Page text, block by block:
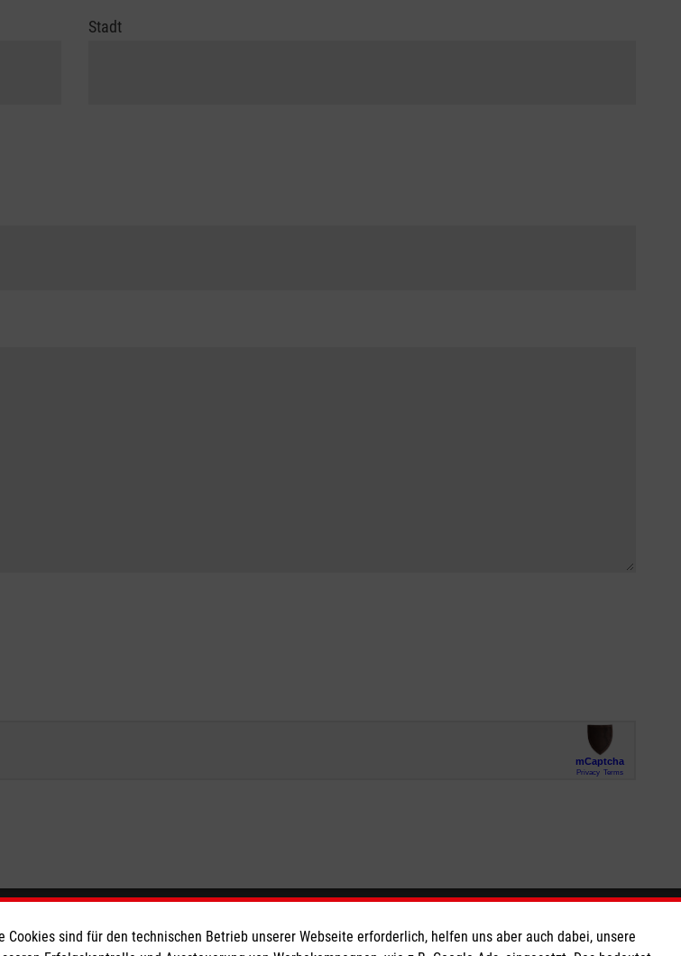
Stadt
Spendenkonto So finden Sie uns
sind für den technischen Betrieb unserer Webseite erforderlich, helfen uns aber auch dabei, unsere